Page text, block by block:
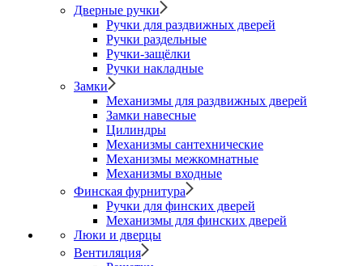
Дверные ручки
Ручки для раздвижных дверей
Ручки раздельные
Ручки-защёлки
Ручки накладные
Замки
Механизмы для раздвижных дверей
Замки навесные
Цилиндры
Механизмы сантехнические
Механизмы межкомнатные
Механизмы входные
Финская фурнитура
Ручки для финских дверей
Механизмы для финских дверей
Люки и дверцы
Вентиляция